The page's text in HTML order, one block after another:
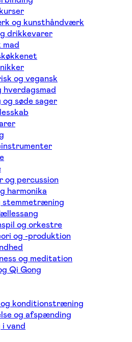
og kunsthåndværk
drikkevarer
og vegansk
hverdagsmad
og søde sager
og percussion
harmonika
stemmetræning
og orkestre
og -produktion
og meditation
Qi Gong
konditionstræning
og afspænding
vand